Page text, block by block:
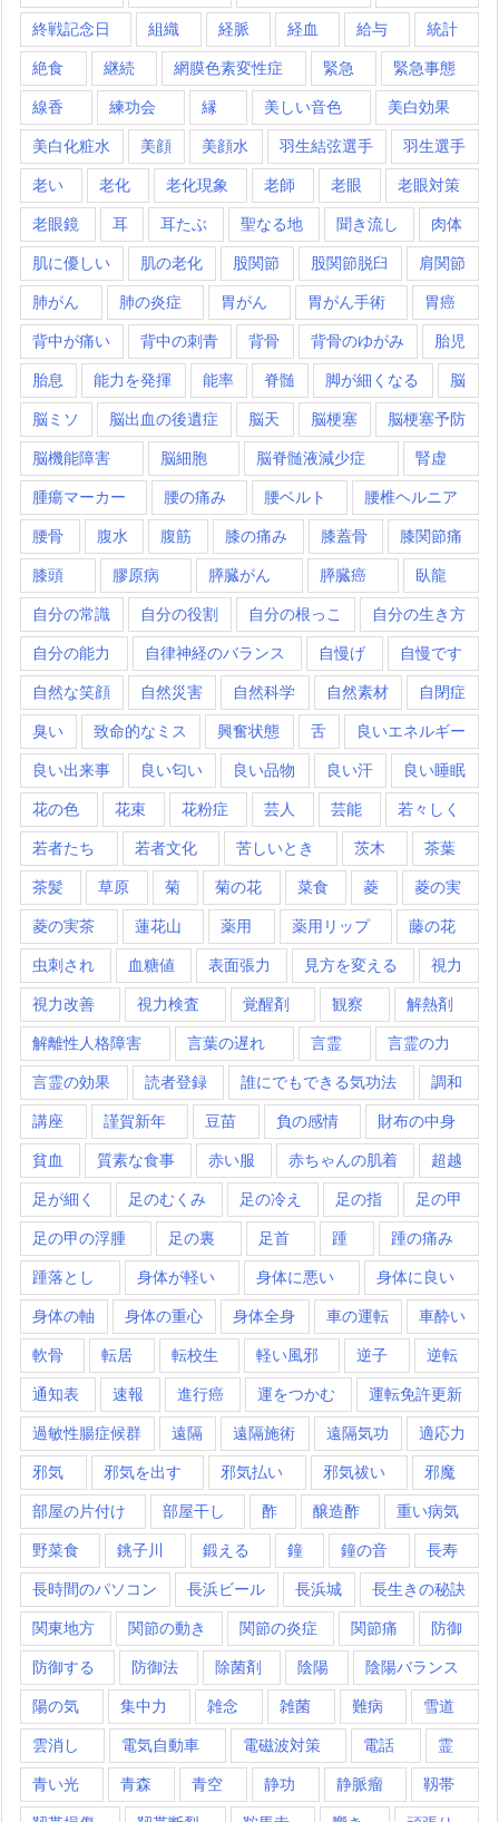
終戦記念日 組織 経脈 経血 給与 統計
絶食 継続 網膜色素変性症 緊急 緊急事態
線香 練功会 縁 美しい音色 美白効果
美白化粧水 美顔 美顔水 羽生結弦選手 羽生選手
老い 老化 老化現象 老師 老眼 老眼対策
老眼鏡 耳 耳たぶ 聖なる地 聞き流し 肉体
肌に優しい 肌の老化 股関節 股関節脱臼 肩関節
肺がん 肺の炎症 胃がん 胃がん手術 胃癌
背中が痛い 背中の刺青 背骨 背骨のゆがみ 胎児
胎息 能力を発揮 能率 脊髄 脚が細くなる 脳
脳ミソ 脳出血の後遺症 脳天 脳梗塞 脳梗塞予防
脳機能障害 脳細胞 脳脊髄液減少症 腎虚
腫瘍マーカー 腰の痛み 腰ベルト 腰椎ヘルニア
腰骨 腹水 腹筋 膝の痛み 膝蓋骨 膝関節痛
膝頭 膠原病 膵臓がん 膵臓癌 臥龍
自分の常識 自分の役割 自分の根っこ 自分の生き方
自分の能力 自律神経のバランス 自慢げ 自慢です
自然な笑顔 自然災害 自然科学 自然素材 自閉症
臭い 致命的なミス 興奮状態 舌 良いエネルギー
良い出来事 良い匂い 良い品物 良い汗 良い睡眠
花の色 花束 花粉症 芸人 芸能 若々しく
若者たち 若者文化 苦しいとき 茨木 茶葉
茶髪 草原 菊 菊の花 菜食 菱 菱の実
菱の実茶 蓮花山 薬用 薬用リップ 藤の花
虫刺され 血糖値 表面張力 見方を変える 視力
視力改善 視力検査 覚醒剤 観察 解熱剤
解離性人格障害 言葉の遅れ 言霊 言霊の力
言霊の効果 読者登録 誰にでもできる気功法 調和
講座 謹賀新年 豆苗 負の感情 財布の中身
貧血 質素な食事 赤い服 赤ちゃんの肌着 超越
足が細く 足のむくみ 足の冷え 足の指 足の甲
足の甲の浮腫 足の裏 足首 踵 踵の痛み
踵落とし 身体が軽い 身体に悪い 身体に良い
身体の軸 身体の重心 身体全身 車の運転 車酔い
軟骨 転居 転校生 軽い風邪 逆子 逆転
通知表 速報 進行癌 運をつかむ 運転免許更新
過敏性腸症候群 遠隔 遠隔施術 遠隔気功 適応力
邪気 邪気を出す 邪気払い 邪気祓い 邪魔
部屋の片付け 部屋干し 酢 醸造酢 重い病気
野菜食 銚子川 鍛える 鐘 鐘の音 長寿
長時間のパソコン 長浜ビール 長浜城 長生きの秘訣
関東地方 関節の動き 関節の炎症 関節痛 防御
防御する 防御法 除菌剤 陰陽 陰陽バランス
陽の気 集中力 雑念 雑菌 難病 雪道
雲消し 電気自動車 電磁波対策 電話 霊
青い光 青森 青空 静功 静脈瘤 靱帯